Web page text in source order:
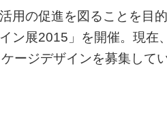
用の促進を図ることを目
ン展2015」を開催。現在
ージデザインを募集して